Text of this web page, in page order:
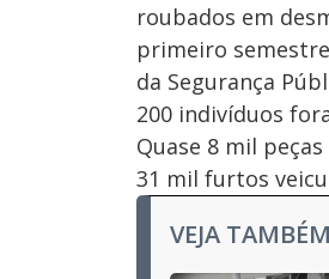
roubados em
primeiro
da Segurança
200 indivíduos
Quase 8 mil
31 mil furtos
VEJA TAMBÉM